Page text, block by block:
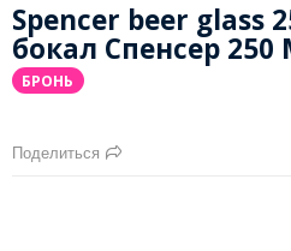
Spencer beer glass
бокал Спенсер 250
БРОНЬ
Поделиться